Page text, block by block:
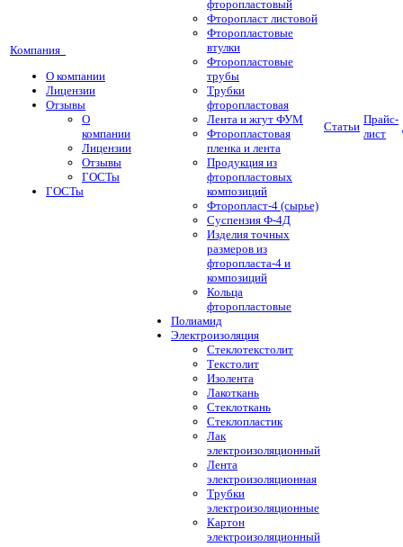
Компания
О компании
Лицензии
Отзывы
О
компании
Лицензии
Отзывы
ГОСТы
ГОСТы
фторопластовый
Фторопласт листовой
Фторопластовые
втулки
Фторопластовые
трубы
Трубки
фторопластовая
Лента и жгут ФУМ
Фторопластовая
пленка и лента
Продукция из
фторопластовых
композиций
Фторопласт-4 (сырье)
Суспензия Ф-4Д
Изделия точных
размеров из
фторопласта-4 и
композиций
Кольца
фторопластовые
Полиамид
Электроизоляция
Стеклотекстолит
Текстолит
Изолента
Лакоткань
Стеклоткань
Стеклопластик
Лак
электроизоляционный
Лента
электроизоляционная
Трубки
электроизоляционные
Картон
электроизоляционный
Статьи
Прайс-
лист